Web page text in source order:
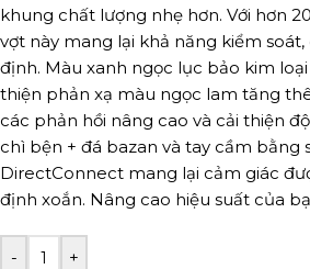
khung chất lượng nhẹ hơn. Với hơn
vợt này mang lại khả năng kiểm soát,
định. Màu xanh ngọc lục bảo kim
thiện phản xạ màu ngọc lam tăng
các phản hồi nâng cao và cải thiện
chì bện + đá bazan và tay cầm bằng
DirectConnect mang lại cảm giác
định xoắn. Nâng cao hiệu suất của
- +